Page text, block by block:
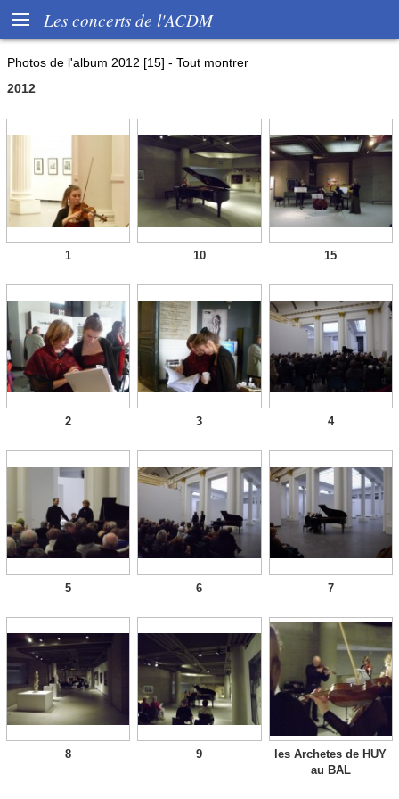
 Les concerts de l'ACDM
Photos de l'album 2012 [15] - Tout montrer
2012
1 10 15
2 3 4
5 6 7
8 9
les Archetes de HUY
au BAL